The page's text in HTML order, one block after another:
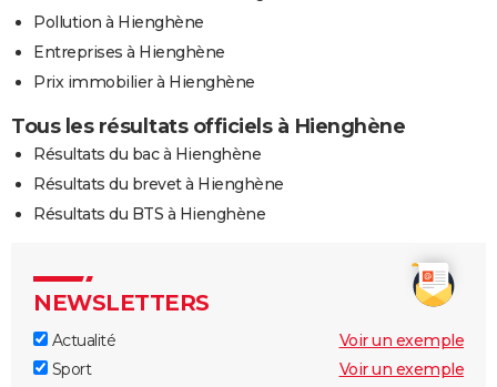
Pollution à Hienghène
Entreprises à Hienghène
Prix immobilier à Hienghène
Tous les résultats officiels à Hienghène
Résultats du bac à Hienghène
Résultats du brevet à Hienghène
Résultats du BTS à Hienghène
NEWSLETTERS
Actualité
Voir un exemple
Sport
Voir un exemple